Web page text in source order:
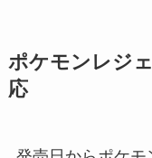
ポケモンレジ
応